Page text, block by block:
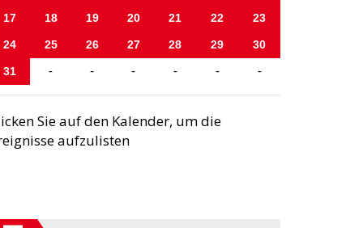
17 18 19 20 21 22 23
24 25 26 27 28 29 30
31 - - - - - -
Sie auf den Kalender, um die
aufzulisten